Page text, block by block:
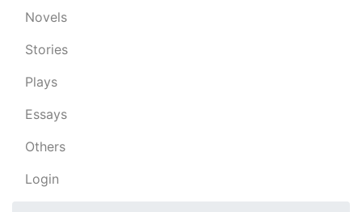
Novels
Stories
Plays
Essays
Others
Login